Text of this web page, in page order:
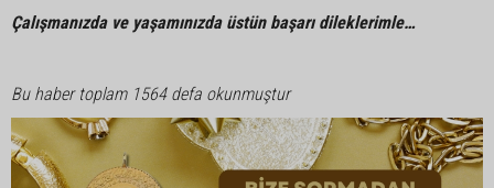
Çalışmanızda ve yaşamınızda üstün başarı dileklerimle…
Bu haber toplam 1564 defa okunmuştur